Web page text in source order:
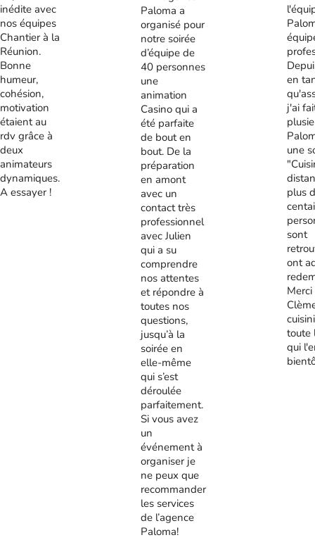
inédite avec
nos équipes
Chantier à la
Réunion.
Bonne
humeur,
cohésion,
motivation
étaient au
rdv grâce à
deux
animateurs
dynamiques.
A essayer !
Paloma a
organisé pour
notre soirée
d’équipe de
40 personnes
une
animation
Casino qui a
été parfaite
de bout en
bout. De la
préparation
en amont
avec un
contact très
professionnel
avec Julien
qui a su
comprendre
nos attentes
et répondre à
toutes nos
questions,
jusqu’à la
soirée en
elle-même
qui s’est
déroulée
parfaitement.
Si vous avez
un
événement à
organiser je
ne peux que
recommander
les services
de l’agence
Paloma!
en
j'ai
une
plus
sont
ont
Merci
toute
qui